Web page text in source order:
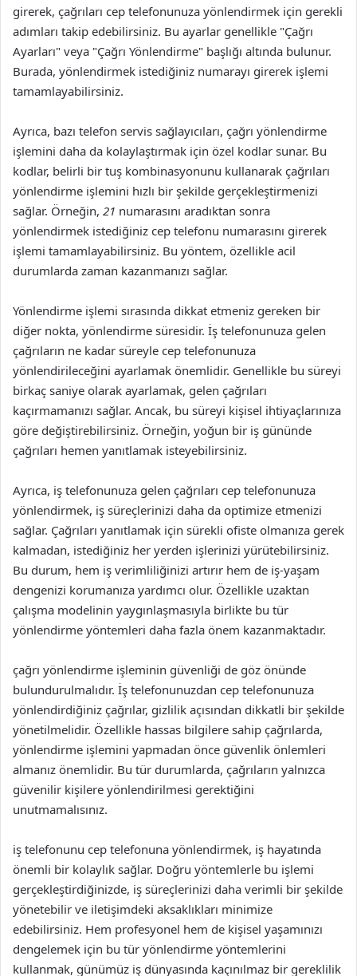
girerek, çağrıları cep telefonunuza yönlendirmek için gerekli
adımları takip edebilirsiniz. Bu ayarlar genellikle "Çağrı
Ayarları" veya "Çağrı Yönlendirme" başlığı altında bulunur.
Burada, yönlendirmek istediğiniz numarayı girerek işlemi
tamamlayabilirsiniz.
Ayrıca, bazı telefon servis sağlayıcıları, çağrı yönlendirme
işlemini daha da kolaylaştırmak için özel kodlar sunar. Bu
kodlar, belirli bir tuş kombinasyonunu kullanarak çağrıları
yönlendirme işlemini hızlı bir şekilde gerçekleştirmenizi
sağlar. Örneğin, 21 numarasını aradıktan sonra
yönlendirmek istediğiniz cep telefonu numarasını girerek
işlemi tamamlayabilirsiniz. Bu yöntem, özellikle acil
durumlarda zaman kazanmanızı sağlar.
Yönlendirme işlemi sırasında dikkat etmeniz gereken bir
diğer nokta, yönlendirme süresidir. İş telefonunuza gelen
çağrıların ne kadar süreyle cep telefonunuza
yönlendirileceğini ayarlamak önemlidir. Genellikle bu süreyi
birkaç saniye olarak ayarlamak, gelen çağrıları
kaçırmamanızı sağlar. Ancak, bu süreyi kişisel ihtiyaçlarınıza
göre değiştirebilirsiniz. Örneğin, yoğun bir iş gününde
çağrıları hemen yanıtlamak isteyebilirsiniz.
Ayrıca, iş telefonunuza gelen çağrıları cep telefonunuza
yönlendirmek, iş süreçlerinizi daha da optimize etmenizi
sağlar. Çağrıları yanıtlamak için sürekli ofiste olmanıza gerek
kalmadan, istediğiniz her yerden işlerinizi yürütebilirsiniz.
Bu durum, hem iş verimliliğinizi artırır hem de iş-yaşam
dengenizi korumanıza yardımcı olur. Özellikle uzaktan
çalışma modelinin yaygınlaşmasıyla birlikte bu tür
yönlendirme yöntemleri daha fazla önem kazanmaktadır.
çağrı yönlendirme işleminin güvenliği de göz önünde
bulundurulmalıdır. İş telefonunuzdan cep telefonunuza
yönlendirdiğiniz çağrılar, gizlilik açısından dikkatli bir şekilde
yönetilmelidir. Özellikle hassas bilgilere sahip çağrılarda,
yönlendirme işlemini yapmadan önce güvenlik önlemleri
almanız önemlidir. Bu tür durumlarda, çağrıların yalnızca
güvenilir kişilere yönlendirilmesi gerektiğini
unutmamalısınız.
iş telefonunu cep telefonuna yönlendirmek, iş hayatında
önemli bir kolaylık sağlar. Doğru yöntemlerle bu işlemi
gerçekleştirdiğinizde, iş süreçlerinizi daha verimli bir şekilde
yönetebilir ve iletişimdeki aksaklıkları minimize
edebilirsiniz. Hem profesyonel hem de kişisel yaşamınızı
dengelemek için bu tür yönlendirme yöntemlerini
kullanmak, günümüz iş dünyasında kaçınılmaz bir gereklilik